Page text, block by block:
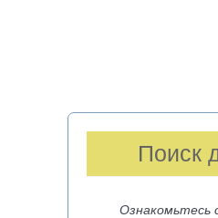
Поиск
Ознакомьтесь